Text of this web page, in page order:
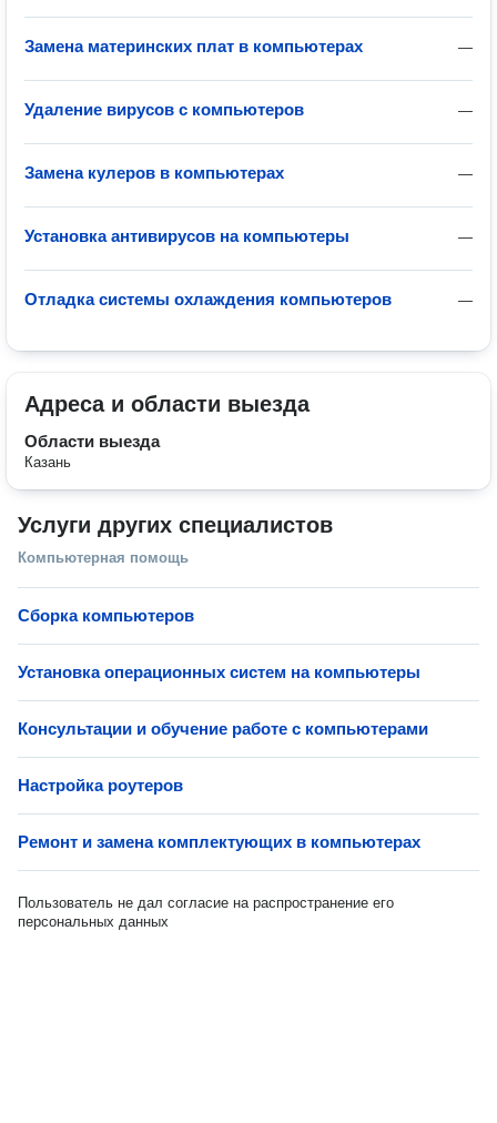
—
Замена материнских плат в компьютерах
—
Удаление вирусов с компьютеров
—
Замена кулеров в компьютерах
—
Установка антивирусов на компьютеры
—
Отладка системы охлаждения компьютеров
Адреса и области выезда
Области выезда
Казань
Услуги других специалистов
Компьютерная помощь
Сборка компьютеров
Установка операционных систем на компьютеры
Консультации и обучение работе с компьютерами
Настройка роутеров
Ремонт и замена комплектующих в компьютерах
Пользователь не дал согласие на распространение его
персональных данных